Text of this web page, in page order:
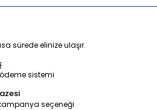
sürede elinize ulaşır.
sistemi
seçeneği